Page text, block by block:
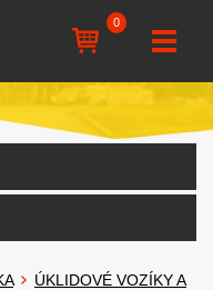
0
ÚKLIDOVÉ VOZÍKY A